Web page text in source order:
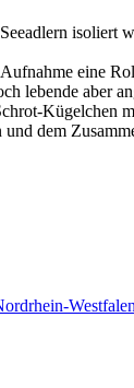
isoliert
eine
lebende aber
Kügelchen
dem